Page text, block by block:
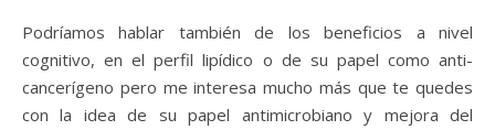
Podríamos hablar también de los beneficios a nivel
cognitivo, en el perfil lipídico o de su papel como anti-
cancerígeno pero me interesa mucho más que te quedes
con la idea de su papel antimicrobiano y mejora del